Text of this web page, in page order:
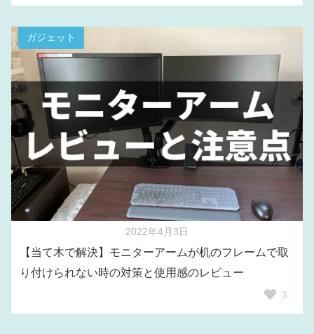
ガジェット
2022年4月3日
【当て木で解決】モニターアームが机のフレームで取
り付けられない時の対策と使用感のレビュー
3